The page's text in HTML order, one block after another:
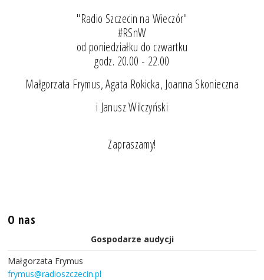
"Radio Szczecin na Wieczór"
#RSnW
od poniedziałku do czwartku
godz. 20.00 - 22.00
Małgorzata Frymus, Agata Rokicka, Joanna Skonieczna
i Janusz Wilczyński
Zapraszamy!
O nas
Gospodarze audycji
Małgorzata Frymus
frymus@radioszczecin.pl